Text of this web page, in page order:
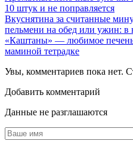
10 штук и не поправляется
Вкуснятина за считанные
пельмени на обед или ужин:
«Каштаны» — любимое
маминой тетрадке
Увы, комментариев пока нет.
Добавить комментарий
Данные не разглашаются